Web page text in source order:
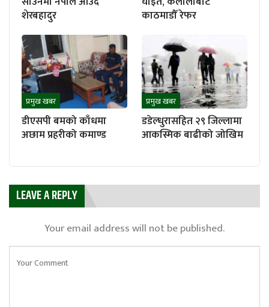
शेरबहादुर
काठमाडौँ रेफर
प्रमुख खबर
डीएसपी बमको काँधमा
अछाम प्रहरीको कमाण्ड
प्रमुख खबर
डडेल्धुरासहित २९ जिल्लामा
आकस्मिक बाढीको जोखिम
LEAVE A REPLY
Your email address will not be published.